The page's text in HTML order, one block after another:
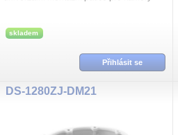
skladem
Přihlásit se
DS-1280ZJ-DM21